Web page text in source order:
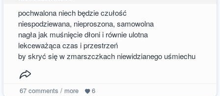
pochwalona niech będzie czułość
niespodziewana, nieproszona, samowolna
nagła jak muśnięcie dłoni i równie ulotna
lekceważąca czas i przestrzeń
by skryć się w zmarszczkach niewidzianego uśmiechu
67comments / more 6